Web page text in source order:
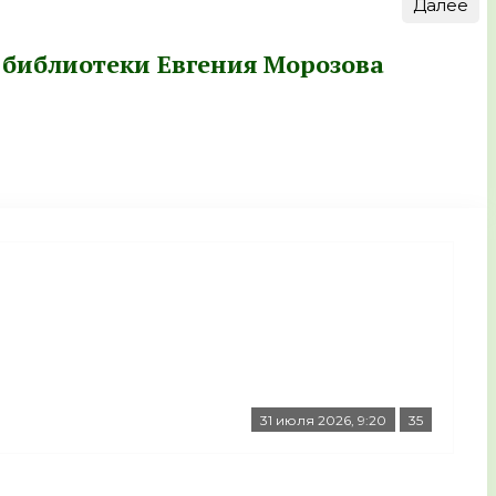
Евгения Морозова
31 июля 2026, 9:20 35
Далее